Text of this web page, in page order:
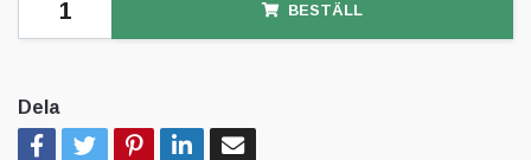
BESTÄLL
Dela